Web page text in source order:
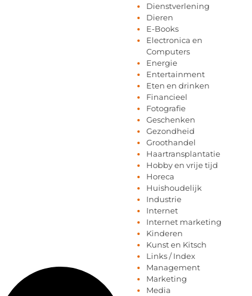
Dienstverlening
Dieren
E-Books
Electronica en
Computers
Energie
Entertainment
Eten en drinken
Financieel
Fotografie
Geschenken
Gezondheid
Groothandel
Haartransplantatie
Hobby en vrije tijd
Horeca
Huishoudelijk
Industrie
Internet
Internet marketing
Kinderen
Kunst en Kitsch
Links / Index
Management
Marketing
Media